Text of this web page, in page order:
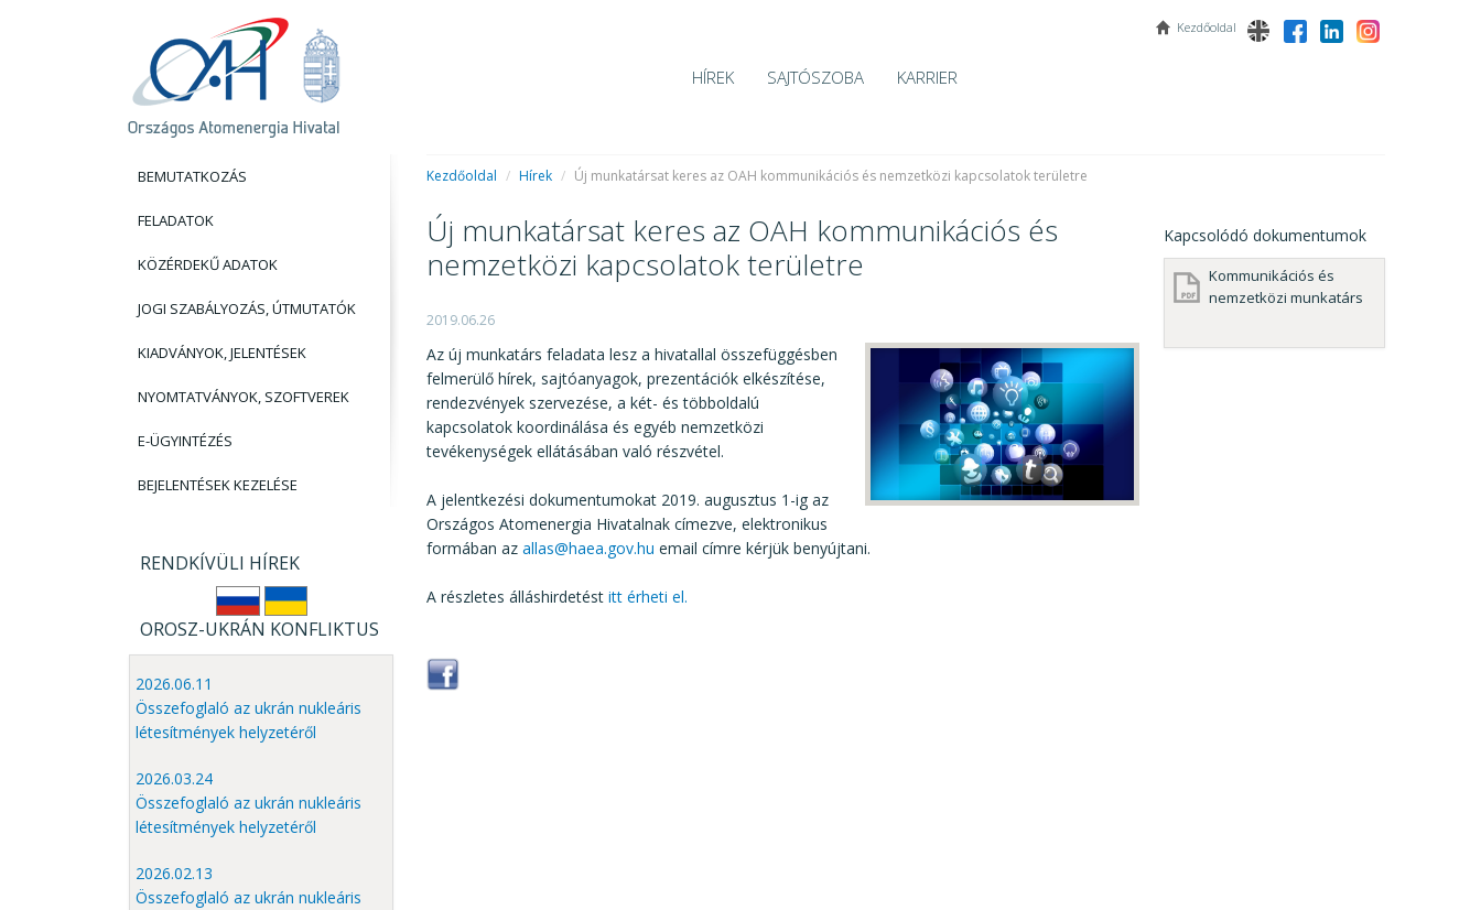
Kezdőoldal
HÍREK SAJTÓSZOBA KARRIER
BEMUTATKOZÁS
FELADATOK
KÖZÉRDEKŰ ADATOK
JOGI SZABÁLYOZÁS, ÚTMUTATÓK
KIADVÁNYOK, JELENTÉSEK
NYOMTATVÁNYOK, SZOFTVEREK
E-ÜGYINTÉZÉS
BEJELENTÉSEK KEZELÉSE
RENDKÍVÜLI HÍREK
OROSZ-UKRÁN KONFLIKTUS
2026.06.11
Összefoglaló az ukrán nukleáris
létesítmények helyzetéről
2026.03.24
Összefoglaló az ukrán nukleáris
létesítmények helyzetéről
2026.02.13
Összefoglaló az ukrán nukleáris
Kezdőoldal / Hírek / Új munkatársat keres az OAH kommunikációs és nemzetközi kapcsolatok területre
Új munkatársat keres az OAH kommunikációs és
nemzetközi kapcsolatok területre
2019.06.26
Az új munkatárs feladata lesz a hivatallal összefüggésben
felmerülő hírek, sajtóanyagok, prezentációk elkészítése,
rendezvények szervezése, a két- és többoldalú
kapcsolatok koordinálása és egyéb nemzetközi
tevékenységek ellátásában való részvétel.
A jelentkezési dokumentumokat 2019. augusztus 1-ig az
Országos Atomenergia Hivatalnak címezve, elektronikus
formában az allas@haea.gov.hu email címre kérjük benyújtani.
A részletes álláshirdetést itt érheti el.
Kapcsolódó dokumentumok
Kommunikációs és
nemzetközi munkatárs